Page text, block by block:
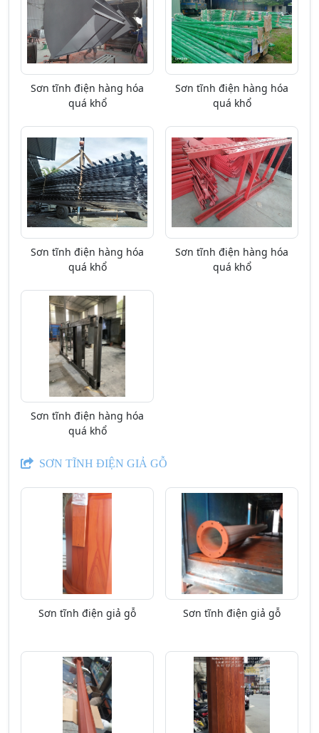
Sơn tĩnh điện hàng hóa
quá khổ
Sơn tĩnh điện hàng hóa
quá khổ
Sơn tĩnh điện hàng hóa
quá khổ
Sơn tĩnh điện hàng hóa
quá khổ
Sơn tĩnh điện hàng hóa
quá khổ
SƠN TĨNH ĐIỆN GIẢ GỖ
Sơn tĩnh điện giả gỗ Sơn tĩnh điện giả gỗ